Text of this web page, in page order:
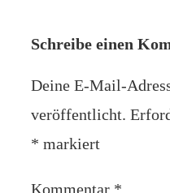
Schreibe einen
Deine E-Mail-
veröffentlicht.
* markiert
Kommentar *